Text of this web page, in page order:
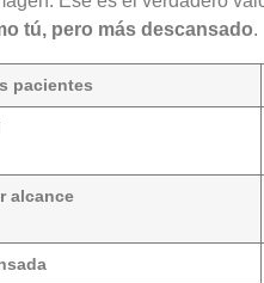
tú, pero más descansado.
pacientes
alcance